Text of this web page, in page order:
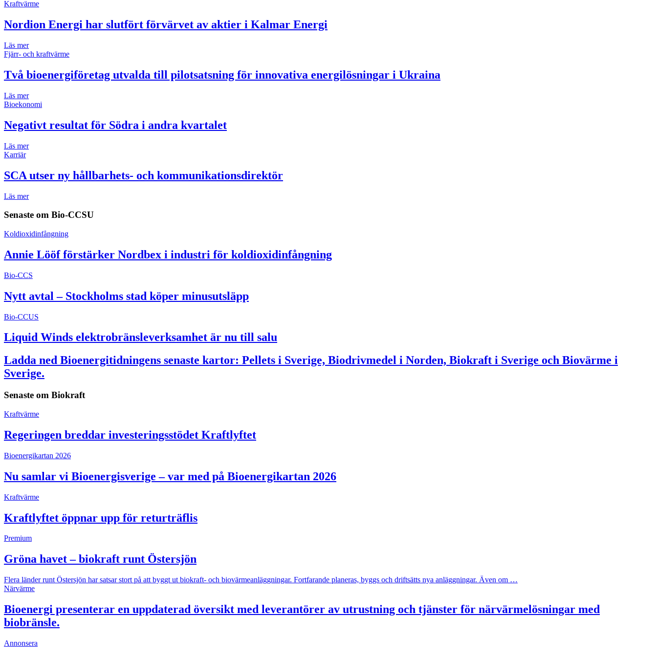
Kraftvärme
Nordion Energi har slutfört förvärvet av aktier i Kalmar Energi
Läs mer
Fjärr- och kraftvärme
Två bioenergiföretag utvalda till pilotsatsning för innovativa energilösningar i Ukraina
Läs mer
Bioekonomi
Negativt resultat för Södra i andra kvartalet
Läs mer
Karriär
SCA utser ny hållbarhets- och kommunikationsdirektör
Läs mer
Senaste om Bio-CCSU
Koldioxidinfångning
Annie Lööf förstärker Nordbex i industri för koldioxidinfångning
Bio-CCS
Nytt avtal – Stockholms stad köper minusutsläpp
Bio-CCUS
Liquid Winds elektrobränsleverksamhet är nu till salu
Ladda ned Bioenergitidningens senaste kartor: Pellets i Sverige, Biodrivmedel i Norden, Biokraft i Sverige och Biovärme i
Sverige.
Senaste om Biokraft
Kraftvärme
Regeringen breddar investeringsstödet Kraftlyftet
Bioenergikartan 2026
Nu samlar vi Bioenergisverige – var med på Bioenergikartan 2026
Kraftvärme
Kraftlyftet öppnar upp för returträflis
Premium
Gröna havet – biokraft runt Östersjön
Flera länder runt Östersjön har satsar stort på att byggt ut biokraft- och biovärmeanläggningar. Fortfarande planeras, byggs och driftsätts nya anläggningar. Även om …
Närvärme
Bioenergi presenterar en uppdaterad översikt med leverantörer av utrustning och tjänster för närvärmelösningar med
biobränsle.
Annonsera